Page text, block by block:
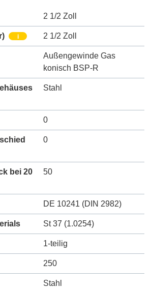
2 1/2 Zoll
i 2 1/2 Zoll
Außengewinde Gas
konisch BSP-R
Stahl
0
0
bei 20
50
DE 10241 (DIN 2982)
St 37 (1.0254)
1-teilig
250
Stahl